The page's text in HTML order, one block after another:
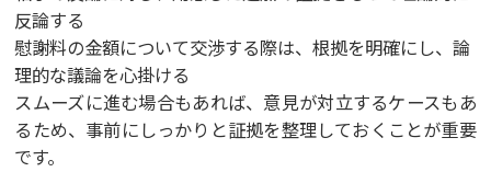
反論する
慰謝料の金額について交渉する際は、根拠を明確にし、論
理的な議論を心掛ける
スムーズに進む場合もあれば、意見が対立するケースもあ
るため、事前にしっかりと証拠を整理しておくことが重要
です。